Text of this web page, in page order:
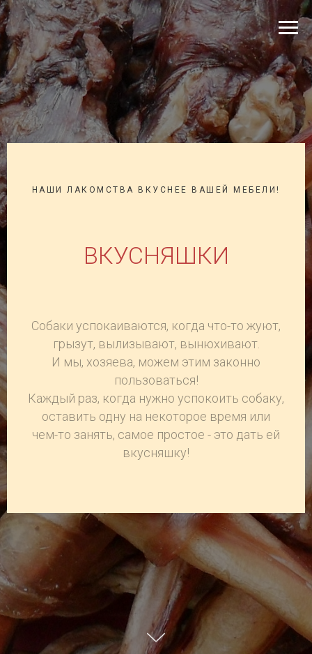
НАШИ ЛАКОМСТВА ВКУСНЕЕ ВАШЕЙ МЕБЕЛИ!
ВКУСНЯШКИ
Собаки успокаиваются, когда что-то жуют,
грызут, вылизывают, вынюхивают.
И мы, хозяева, можем этим законно
пользоваться!
Каждый раз, когда нужно успокоить собаку,
оставить одну на некоторое время или
чем-то занять, самое простое - это дать ей
вкусняшку!